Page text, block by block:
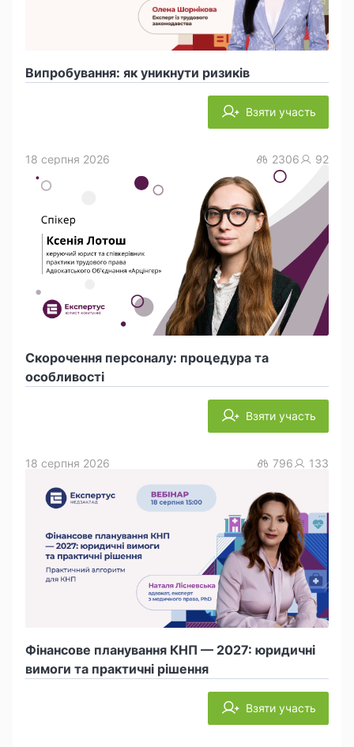
Випробування: як уникнути ризиків
Взяти участь
Скорочення персоналу: процедура та
особливості
18 серпня 2026 2306 92
Взяти участь
Фінансове планування КНП — 2027: юридичні
вимоги та практичні рішення
18 серпня 2026 796 133
Взяти участь